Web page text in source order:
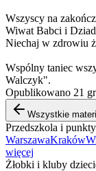
Wszyscy na
Wiwat Babci i
Niechaj w zdrowiu
Wspólny taniec
Walczyk".
Opublikowano 21
Wszystkie
Przedszkola i
WarszawaKraków
więcej
Żłobki i kluby